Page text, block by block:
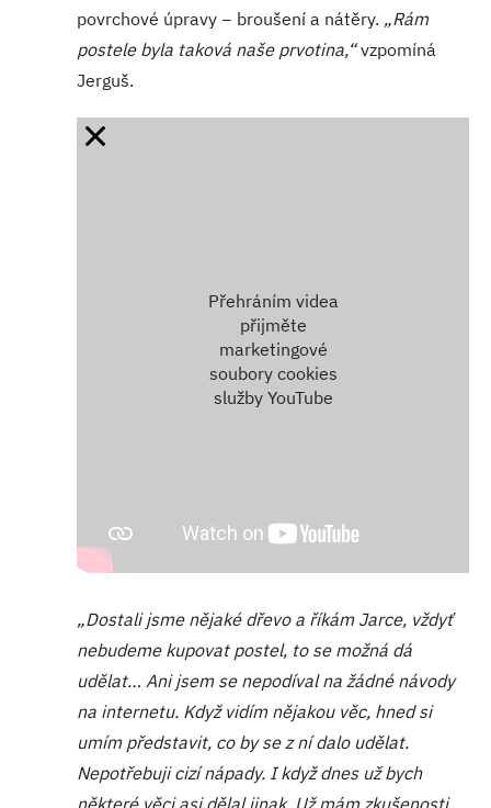
povrchové úpravy − broušení a nátěry. „Rám
postele byla taková naše prvotina,“vzpomíná
Jerguš.
Přehráním videa
přijměte
marketingové
soubory cookies
služby YouTube
„Dostali jsme nějaké dřevo a říkám Jarce, vždyť
nebudeme kupovat postel, to se možná dá
udělat… Ani jsem se nepodíval na žádné návody
na internetu. Když vidím nějakou věc, hned si
umím představit, co by se z ní dalo udělat.
Nepotřebuji cizí nápady. I když dnes už bych
některé věci asi dělal jinak. Už mám zkušenosti